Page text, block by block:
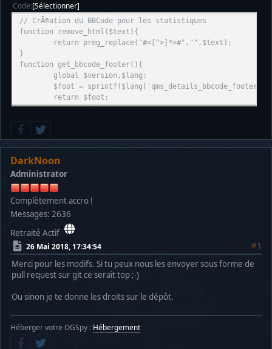
Code Sélectionner
// CrÃ©ation du BBCode pour les statistiques
function remove_html($text){
return preg_replace("#<[^>]*>#","",$text);
}
function get_bbcode_footer(){
global $version,$lang;
$foot =
return $foot;
DarkNoon
Administrator
Complètement accro !
Messages: 2636
Retraité Actif
26 Mai 2018, 17:34:54
#1
Merci pour les modifs. Si tu peux nous les envoyer sous forme de
pull request sur git ce serait top ;-)
Ou sinon je te donne les droits sur le dépôt.
Héberger votre OGSpy : Hébergement